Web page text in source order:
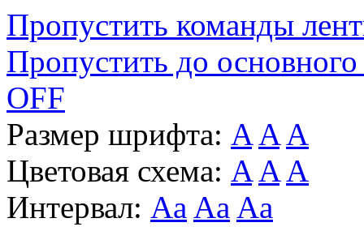
Пропустить команды
Пропустить до основного
OFF
Размер шрифта: A A A
Цветовая схема: A A A
Интервал: Aa Aa Aa